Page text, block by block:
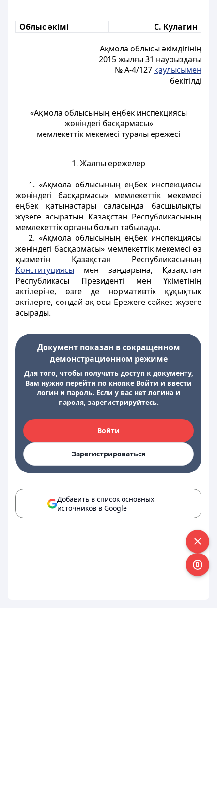
Облыс әкімі С. Кулагин
Ақмола облысы әкімдігінің
2015 жылғы 31 наурыздағы
№ А-4/127 қаулысымен
бекітілді
«Ақмола облысының еңбек инспекциясы
жөніндегі басқармасы»
мемлекеттік мекемесі туралы ережесі
1. Жалпы ережелер
1. «Ақмола облысының еңбек инспекциясы
жөніндегі басқармасы» мемлекеттік мекемесі
еңбек қатынастары саласында басшылықты
жүзеге асыратын Қазақстан Республикасының
мемлекеттік органы болып табылады.
2. «Ақмола облысының еңбек инспекциясы
жөніндегі басқармасы» мемлекеттік мекемесі өз
қызметін Қазақстан Республикасының
Конституциясы мен заңдарына, Қазақстан
Республикасы Президенті мен Үкіметінің
актілеріне, өзге де нормативтік құқықтық
актілерге, сондай-ақ осы Ережеге сәйкес жүзеге
асырады.
Документ показан в сокращенном
демонстрационном режиме
Для того, чтобы получить доступ к документу,
Вам нужно перейти по кнопке Войти и ввести
логин и пароль. Если у вас нет логина и
пароля, зарегистрируйтесь.
Войти
Зарегистрироваться
Добавить в список основных
источников в Google